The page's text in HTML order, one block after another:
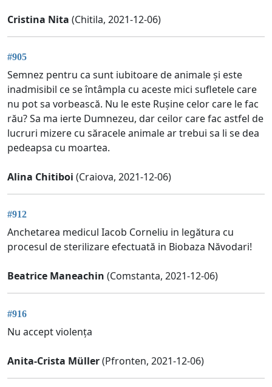
Cristina Nita (Chitila, 2021-12-06)
#905
Semnez pentru ca sunt iubitoare de animale și este
inadmisibil ce se întâmpla cu aceste mici sufletele care
nu pot sa vorbească. Nu le este Rușine celor care le fac
rău? Sa ma ierte Dumnezeu, dar ceilor care fac astfel de
lucruri mizere cu săracele animale ar trebui sa li se dea
pedeapsa cu moartea.
Alina Chitiboi (Craiova, 2021-12-06)
#912
Anchetarea medicul Iacob Corneliu in legătura cu
procesul de sterilizare efectuată in Biobaza Năvodari!
Beatrice Maneachin (Comstanta, 2021-12-06)
#916
Nu accept violența
Anita-Crista Müller(Pfronten, 2021-12-06)